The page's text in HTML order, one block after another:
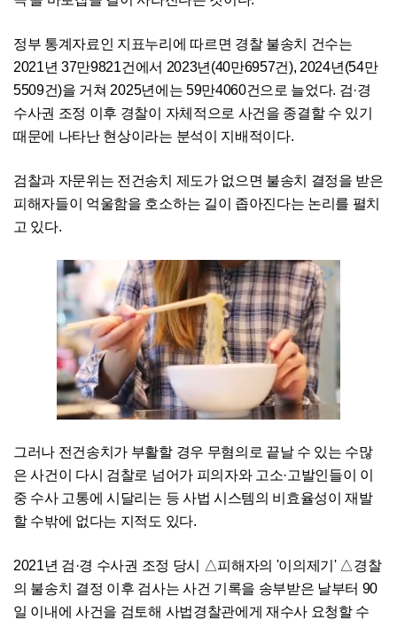
정부 통계자료인 지표누리에 따르면 경찰 불송치 건수는
2021년 37만9821건에서 2023년(40만6957건), 2024년(54만
5509건)을 거쳐 2025년에는 59만4060건으로 늘었다. 검·경
수사권 조정 이후 경찰이 자체적으로 사건을 종결할 수 있기
때문에 나타난 현상이라는 분석이 지배적이다.
검찰과 자문위는 전건송치 제도가 없으면 불송치 결정을 받은
피해자들이 억울함을 호소하는 길이 좁아진다는 논리를 펼치
고 있다.
그러나 전건송치가 부활할 경우 무혐의로 끝날 수 있는 수많
은 사건이 다시 검찰로 넘어가 피의자와 고소·고발인들이 이
중 수사 고통에 시달리는 등 사법 시스템의 비효율성이 재발
할 수밖에 없다는 지적도 있다.
2021년 검·경 수사권 조정 당시 △피해자의 '이의제기' △경찰
의 불송치 결정 이후 검사는 사건 기록을 송부받은 날부터 90
일 이내에 사건을 검토해 사법경찰관에게 재수사 요청할 수